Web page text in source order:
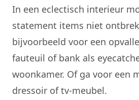
In een eclectisch interieur
statement items niet
bijvoorbeeld voor een
fauteuil of bank als
woonkamer. Of ga voor een
dressoir of tv-meubel.